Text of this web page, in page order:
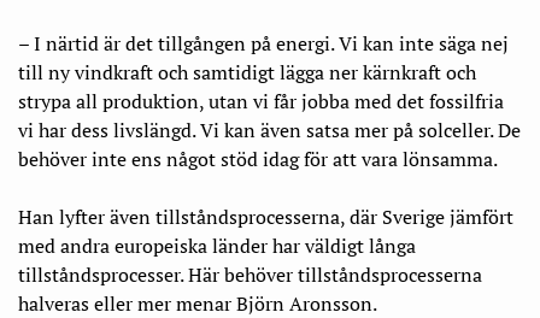
– I närtid är det tillgången på energi. Vi kan inte säga nej
till ny vindkraft och samtidigt lägga ner kärnkraft och
strypa all produktion, utan vi får jobba med det fossilfria
vi har dess livslängd. Vi kan även satsa mer på solceller. De
behöver inte ens något stöd idag för att vara lönsamma.
Han lyfter även tillståndsprocesserna, där Sverige jämfört
med andra europeiska länder har väldigt långa
tillståndsprocesser. Här behöver tillståndsprocesserna
halveras eller mer menar Björn Aronsson.